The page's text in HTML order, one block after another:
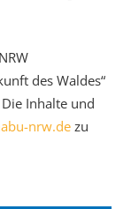
des Waldes“
Inhalte und
nrw.dezu